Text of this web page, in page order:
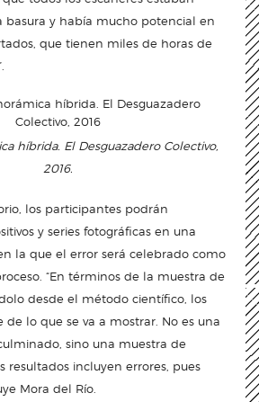
basura y había mucho potencial en
que tienen miles de horas de
híbrida. El Desguazadero Colectivo,
2016.
los participantes podrán
y series fotográficas en una
la que el error será celebrado como
“En términos de la muestra de
desde el método científico, los
de lo que se va a mostrar. No es una
sino una muestra de
resultados incluyen errores, pues
Mora del Río.